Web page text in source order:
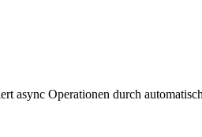
async Operationen durch